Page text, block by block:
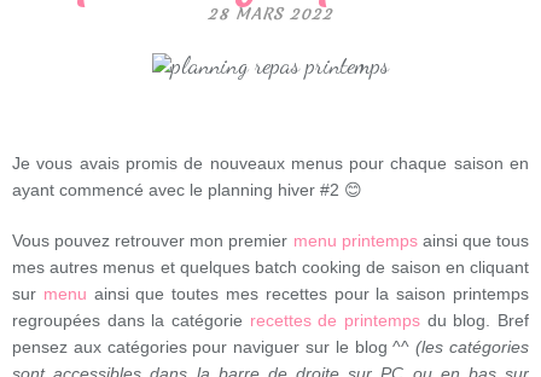
28 MARS 2022
Je vous avais promis de nouveaux menus pour chaque saison en
ayant commencé avec le planning hiver #2 😊
Vous pouvez retrouver mon premier menu printempsainsi que tous
mes autres menus et quelques batch cooking de saison en cliquant
sur menu ainsi que toutes mes recettes pour la saison printemps
regroupées dans la catégorie recettes de printemps du blog. Bref
pensez aux catégories pour naviguer sur le blog ^^(les catégories
sont accessibles dans la barre de droite sur PC ou en bas sur